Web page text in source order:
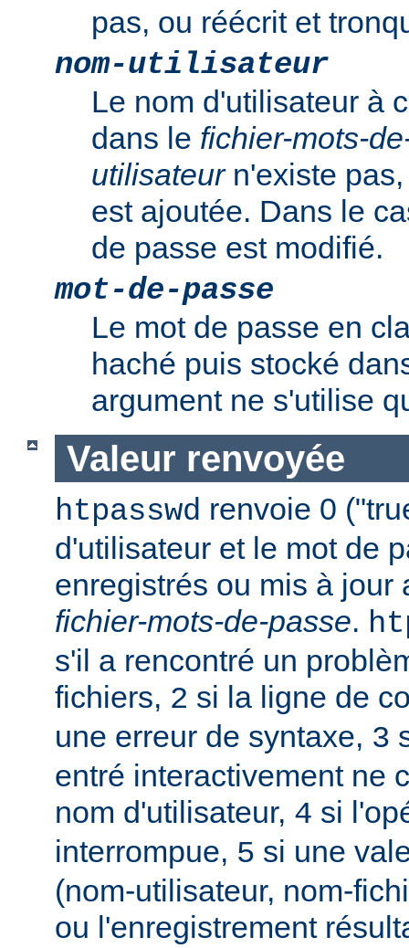
pas, ou réécrit et
nom-utilisateur
Le nom d'utilisateur à
dans le fichier-mots-
utilisateurn'existe
est ajoutée. Dans le
de passe est modifié.
mot-de-passe
Le mot de passe en
haché puis stocké
argument ne s'utilise
Valeur renvoyée
htpasswd renvoie 0
d'utilisateur et le mot de
enregistrés ou mis à jour
fichier-mots-de-passe.
s'il a rencontré un
fichiers, 2 si la ligne de
une erreur de syntaxe, 3
entré interactivement ne
nom d'utilisateur, 4 si
interrompue, 5 si une
(nom-utilisateur, nom-
ou l'enregistrement